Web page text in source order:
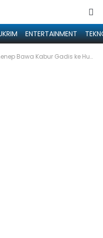
ENTERTAINMENT
Bawa Kabur Gadis ke Hutan